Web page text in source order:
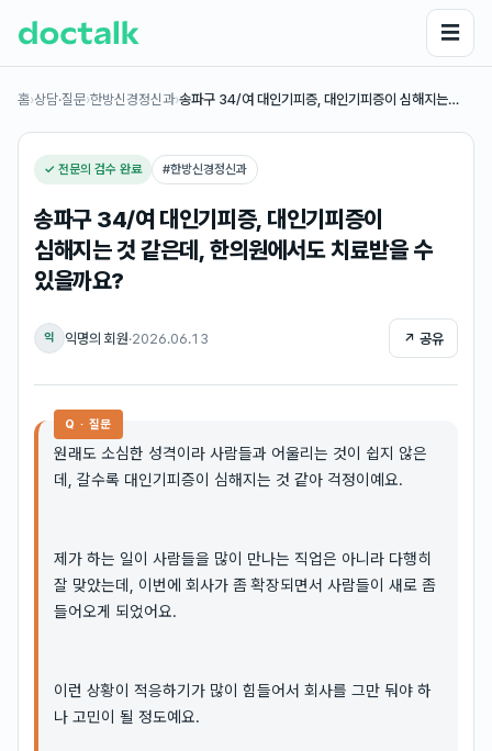
☰
홈›상담·질문›한방신경정신과›송파구 34/여 대인기피증, 대인기피증이 심해지는…
✓ 전문의 검수 완료 #한방신경정신과
송파구 34/여 대인기피증, 대인기피증이
심해지는 것 같은데, 한의원에서도 치료받을 수
있을까요?
익 익명의 회원·2026.06.13 ↗ 공유
Q · 질문
원래도 소심한 성격이라 사람들과 어울리는 것이 쉽지 않은
데, 갈수록 대인기피증이 심해지는 것 같아 걱정이예요.
제가 하는 일이 사람들을 많이 만나는 직업은 아니라 다행히
잘 맞았는데, 이번에 회사가 좀 확장되면서 사람들이 새로 좀
들어오게 되었어요.
이런 상황이 적응하기가 많이 힘들어서 회사를 그만 둬야 하
나 고민이 될 정도예요.